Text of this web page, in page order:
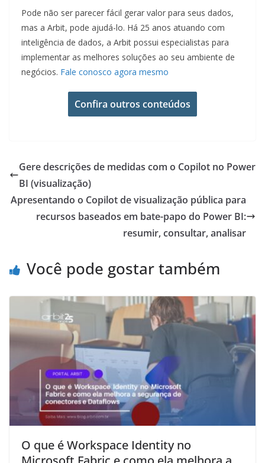
Pode não ser parecer fácil gerar valor para seus dados,
mas a Arbit, pode ajudá-lo. Há 25 anos atuando com
inteligência de dados, a Arbit possui especialistas para
implementar as melhores soluções ao seu ambiente de
negócios. Fale conosco agora mesmo
Confira outros conteúdos
Gere descrições de medidas com o Copilot no Power
BI (visualização)
Apresentando o Copilot de visualização pública para
recursos baseados em bate-papo do Power BI:
resumir, consultar, analisar
Você pode gostar também
O que é Workspace Identity no